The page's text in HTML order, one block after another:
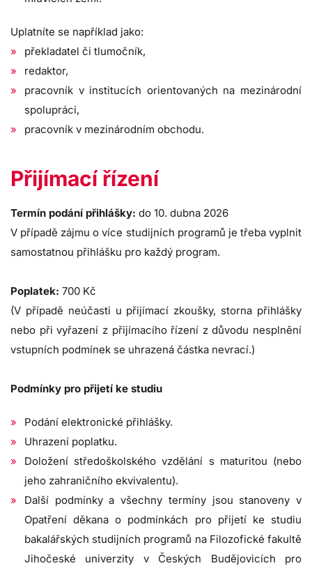
Uplatníte se například jako:
překladatel či tlumočník,
redaktor,
pracovník v institucích orientovaných na mezinárodní
spolupráci,
pracovník v mezinárodním obchodu.
Přijímací řízení
Termín podání přihlášky: do 10. dubna 2026
V případě zájmu o více studijních programů je třeba vyplnit
samostatnou přihlášku pro každý program.
Poplatek: 700 Kč
(V případě neúčasti u přijímací zkoušky, storna přihlášky
nebo při vyřazení z přijímacího řízení z důvodu nesplnění
vstupních podmínek se uhrazená částka nevrací.)
Podmínky pro přijetí ke studiu
Podání elektronické přihlášky.
Uhrazení poplatku.
Doložení středoškolského vzdělání s maturitou (nebo
jeho zahraničního ekvivalentu).
Další podmínky a všechny termíny jsou stanoveny v
Opatření děkana o podmínkách pro přijetí ke studiu
bakalářských studijních programů na Filozofické fakultě
Jihočeské univerzity v Českých Budějovicích pro